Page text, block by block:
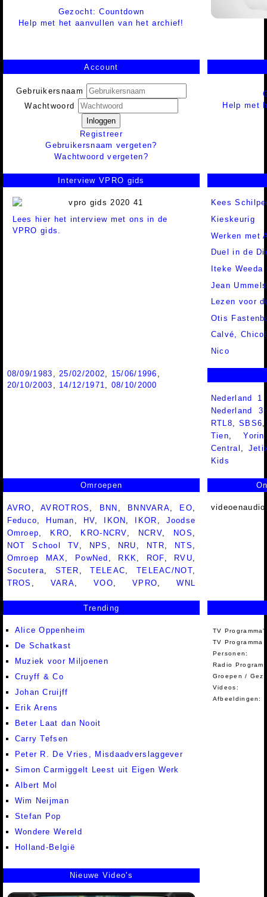
Gezocht: Countdown
Help met het aanvullen van het archief!
Account
Gebruikersnaam
Wachtwoord
Inloggen
Registreer
Gebruikersnaam vergeten?
Wachtwoord vergeten?
Help met
Interview VPRO gids
Lees hier het interview met ons in de
VPRO gids.
Kees
Kieskeurig
Werken met
Duel in de
Iteke Weeda
Jean Ummels
Lezen voor
Otis
Calvé,
Nico
08/09/1983 ,25/02/2002, 15/06/1996 ,
20/10/2003 , 14/12/1971, 08/10/2000
Nederland 1
Nederland
RTL8 ,SBS6
Tien ,Yorin
Central
Kids
Omroepen
AVRO ,AVROTROS , BNN , BNNVARA, EO,
Feduco, Human , HV, IKON , IKOR , Joodse
Omroep, KRO, KRO-NCRV, NCRV, NOS ,
NOT School TV, NPS , NRU , NTR, NTS ,
Omroep MAX, PowNed , RKK, ROF, RVU,
Socutera, STER ,TELEAC, TELEAC/NOT,
TROS , VARA,VOO,VPRO,WNL
Trending
Alice Oppenheim
De Schatkast
Muziek voor Miljoenen
Cruyff & Co
Johan Cruijff
Erik Arens
Beter Laat dan Nooit
Carry Tefsen
Peter R. De Vries, Misdaadverslaggever
Simon Carmiggelt Leest uit Eigen Werk
Albert Mol
Wim Neijman
Stefan Pop
Wondere Wereld
Holland-België
TV
TV Programma
Personen:
Radio
Groepen /
Videos:
Afbeeldingen:
Nieuwe Video's